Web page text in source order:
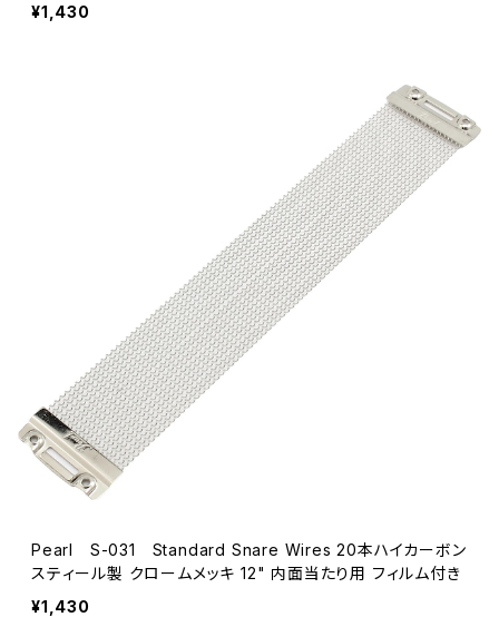
¥1,430
Pearl S-031 Standard Snare Wires 20本ハイカーボン
スティール製 クロームメッキ 12" 内面当たり用 フィルム付き
¥1,430